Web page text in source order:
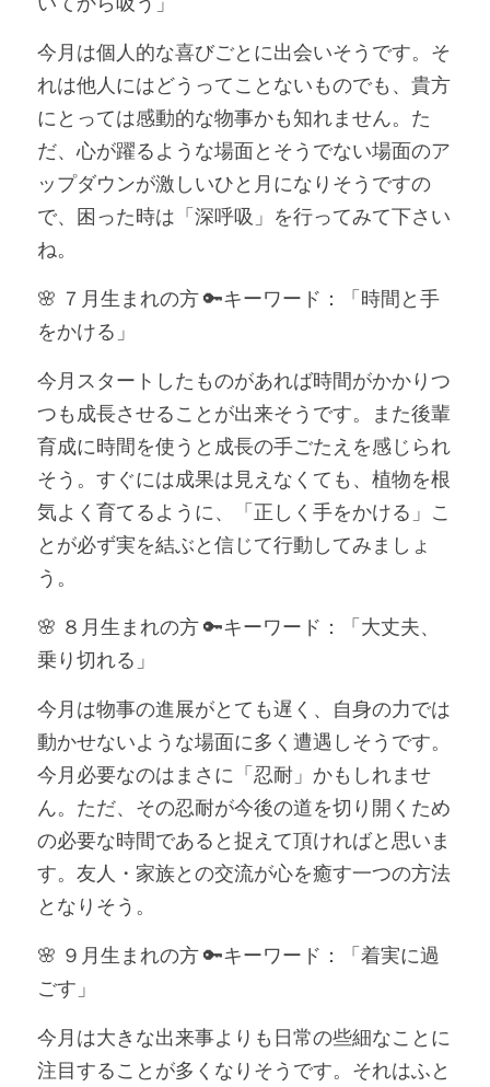
今月は個人的な喜びごとに出会いそうです。そ
れは他人にはどうってことないものでも、貴方
にとっては感動的な物事かも知れません。た
だ、心が躍るような場面とそうでない場面のア
ップダウンが激しいひと月になりそうですの
で、困った時は「深呼吸」を行ってみて下さい
ね。
🌸 ７月生まれの方 🔑キーワード：「時間と手
をかける」
今月スタートしたものがあれば時間がかかりつ
つも成長させることが出来そうです。また後輩
育成に時間を使うと成長の手ごたえを感じられ
そう。すぐには成果は見えなくても、植物を根
気よく育てるように、「正しく手をかける」こ
とが必ず実を結ぶと信じて行動してみましょ
う。
🌸 ８月生まれの方 🔑キーワード：「大丈夫、
乗り切れる」
今月は物事の進展がとても遅く、自身の力では
動かせないような場面に多く遭遇しそうです。
今月必要なのはまさに「忍耐」かもしれませ
ん。ただ、その忍耐が今後の道を切り開くため
の必要な時間であると捉えて頂ければと思いま
す。友人・家族との交流が心を癒す一つの方法
となりそう。
🌸 ９月生まれの方 🔑キーワード：「着実に過
ごす」
今月は大きな出来事よりも日常の些細なことに
注目することが多くなりそうです。それはふと